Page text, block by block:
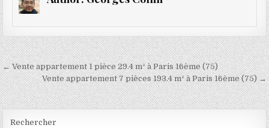
Navigation
de
l’article
← Vente appartement 1 pièce 29.4 m² à Paris 16ème (75)
Vente appartement 7 pièces 193.4 m² à Paris 16ème (75) →
Rechercher